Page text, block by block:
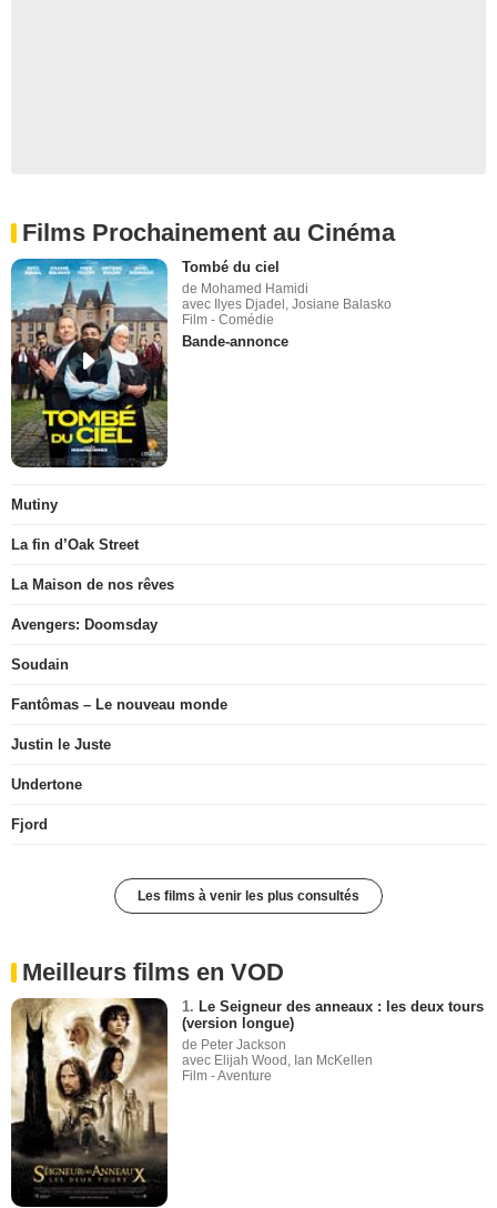
Films Prochainement au Cinéma
Tombé du ciel
de Mohamed Hamidi
avec Ilyes Djadel, Josiane Balasko
Film - Comédie
Bande-annonce
Mutiny
La fin d’Oak Street
La Maison de nos rêves
Avengers: Doomsday
Soudain
Fantômas – Le nouveau monde
Justin le Juste
Undertone
Fjord
Les films à venir les plus consultés
Meilleurs films en VOD
1. Le Seigneur des anneaux : les deux tours
(version longue)
de Peter Jackson
avec Elijah Wood, Ian McKellen
Film - Aventure